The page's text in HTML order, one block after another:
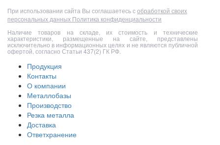
При использовании сайта Вы соглашаетесь собработкой своих
персональных данных Политика конфиденциальности
Наличие товаров на складе, их стоимость и технические
характеристики, размещенные на сайте, представлены
исключительно в информационных целях и не являются публичной
офертой, согласно Статьи 437(2) ГК РФ.
Продукция
Контакты
О компании
Металлобазы
Производство
Резка металла
Доставка
Ответхранение